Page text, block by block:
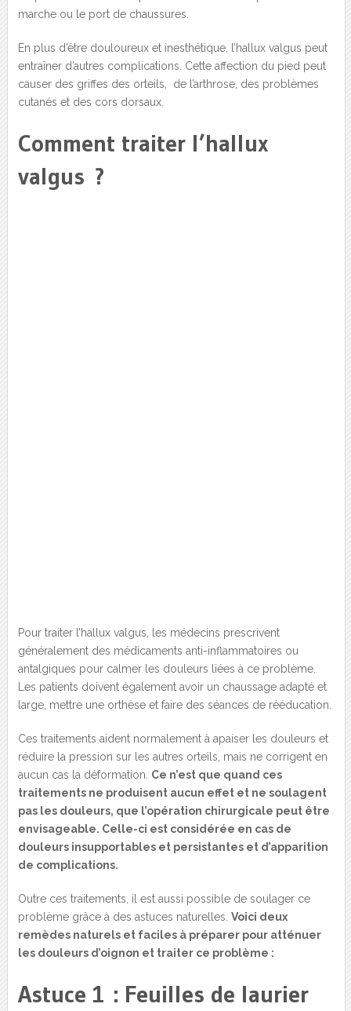
marche ou le port de chaussures.
En plus d’être douloureux et inesthétique, l’hallux valgus peut
entraîner d’autres complications. Cette affection du pied peut
causer des griffes des orteils, de l’arthrose, des problèmes
cutanés et des cors dorsaux.
Comment traiter l’hallux
valgus ?
Pour traiter l’hallux valgus, les médecins prescrivent
généralement des médicaments anti-inflammatoires ou
antalgiques pour calmer les douleurs liées à ce problème.
Les patients doivent également avoir un chaussage adapté et
large, mettre une orthèse et faire des séances de rééducation.
Ces traitements aident normalement à apaiser les douleurs et
réduire la pression sur les autres orteils, mais ne corrigent en
aucun cas la déformation. Ce n’est que quand ces
traitements ne produisent aucun effet et ne soulagent
pas les douleurs, que l’opération chirurgicale peut être
envisageable. Celle-ci est considérée en cas de
douleurs insupportables et persistantes et d’apparition
de complications.
Outre ces traitements, il est aussi possible de soulager ce
problème grâce à des astuces naturelles. Voici deux
remèdes naturels et faciles à préparer pour atténuer
les douleurs d’oignon et traiter ce problème :
Astuce 1 : Feuilles de laurier